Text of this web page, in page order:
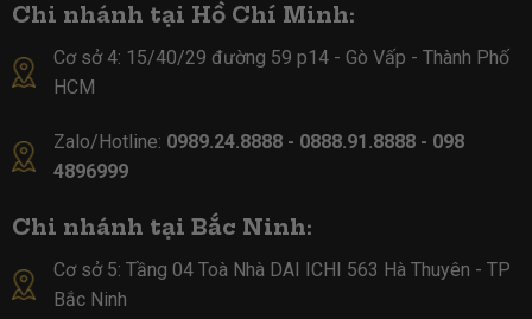
Chi nhánh tại Hồ Chí Minh:
Cơ sở 4: 15/40/29 đường 59 p14 - Gò Vấp - Thành Phố
HCM
Zalo/Hotline: 0989.24.8888 - 0888.91.8888 - 098
4896999
Chi nhánh tại Bắc Ninh:
Cơ sở 5: Tầng 04 Toà Nhà DAI ICHI 563 Hà Thuyên - TP
Bắc Ninh